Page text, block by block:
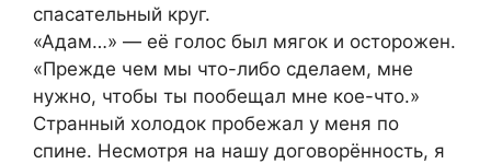
спасательный круг.
«Адам…» — её голос был мягок и осторожен.
«Прежде чем мы что-либо сделаем, мне
нужно, чтобы ты пообещал мне кое-что.»
Странный холодок пробежал у меня по
спине. Несмотря на нашу договорённость, я